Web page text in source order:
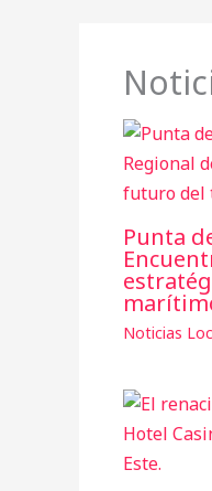
Punta
Noticias